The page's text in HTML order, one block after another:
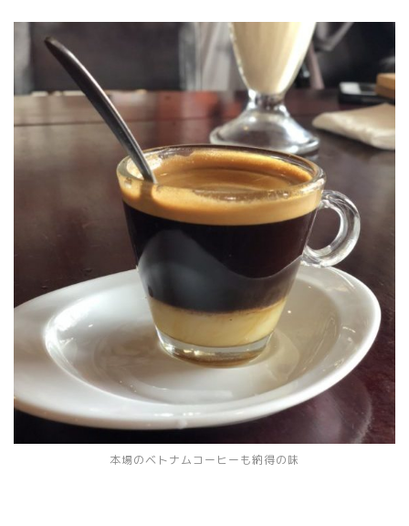
本場のベトナムコーヒーも納得の味